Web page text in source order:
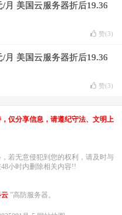
月 美国云服务器折后19.36
赞(3)
月 美国云服务器折后19.36
赞(3)
仅分享信息，请遵纪守法、文明上
若无意侵犯到您的权利，请及时与
小时内删除相关内容!!
”高防服务器。